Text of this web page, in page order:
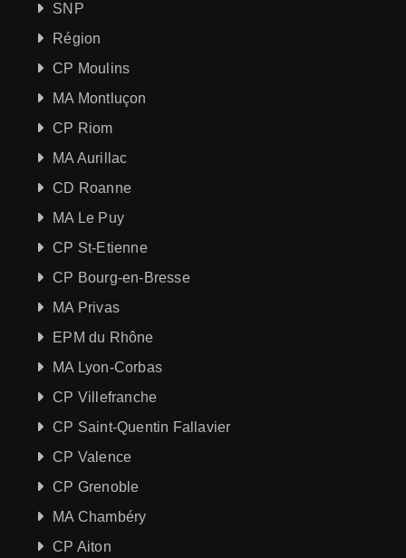
SNP
Région
CP Moulins
MA Montluçon
CP Riom
MA Aurillac
CD Roanne
MA Le Puy
CP St-Etienne
CP Bourg-en-Bresse
MA Privas
EPM du Rhône
MA Lyon-Corbas
CP Villefranche
CP Saint-Quentin Fallavier
CP Valence
CP Grenoble
MA Chambéry
CP Aiton